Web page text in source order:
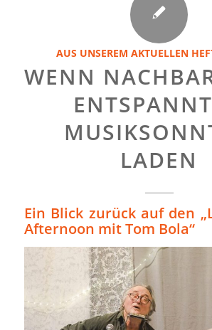
AUS UNSEREM AKTUELLEN
WENN
LADEN
Ein Blick zurück auf den
Afternoon mit Tom Bola“